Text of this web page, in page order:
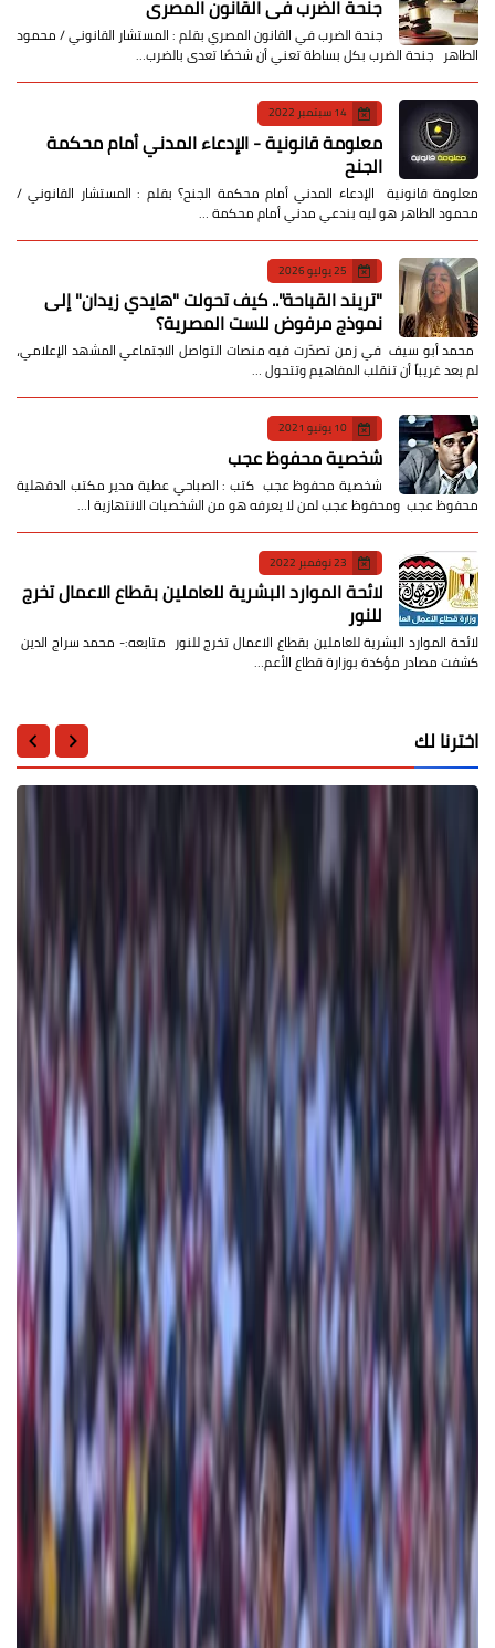
جنحة الضرب في القانون المصري
جنحة الضرب في القانون المصري بقلم : المستشار القانوني / محمود
الطاهر جنحة الضرب بكل بساطة تعني أن شخصًا تعدى بالضرب…
14 سبتمبر 2022
معلومة قانونية - الإدعاء المدني أمام محكمة
الجنح
معلومة قانونية الإدعاء المدني أمام محكمة الجنح؟ بقلم : المستشار القانوني /
محمود الطاهر هو ليه بندعي مدني أمام محكمة …
25 يوليو 2026
​"تريند القباحة".. كيف تحولت "هايدي زيدان" إلى
نموذج مرفوض للست المصرية؟
​ محمد أبو سيف ​في زمن تصدّرت فيه منصات التواصل الاجتماعي المشهد الإعلامي،
لم يعد غريباً أن تنقلب المفاهيم وتتحول …
10 يونيو 2021
شخصية محفوظ عجب
شخصية محفوظ عجب كتب : الصباحي عطية مدير مكتب الدقهلية
محفوظ عجب ومحفوظ عجب لمن لا يعرفه هو من الشخصيات الانتهازية ا…
23 نوفمبر 2022
لائحة الموارد البشرية للعاملين بقطاع الاعمال تخرج
للنور
لائحة الموارد البشرية للعاملين بقطاع الاعمال تخرج للنور متابعه:- محمد سراج الدين
كشفت مصادر مؤكدة بوزارة قطاع الأعم…
اخترنا لك